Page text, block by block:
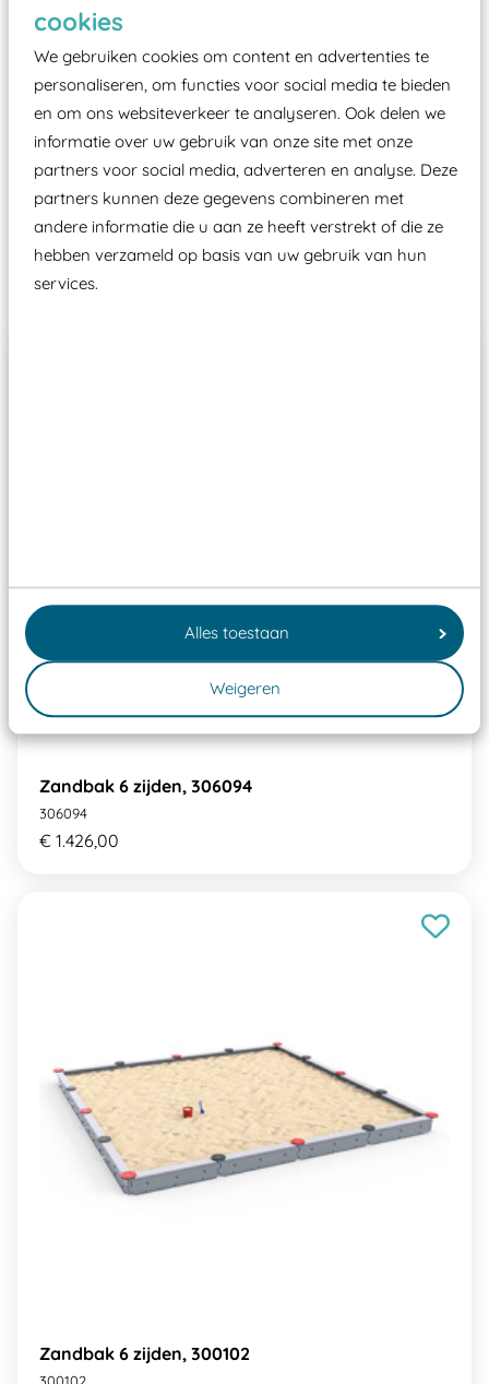
cookies
We gebruiken cookies om content en advertenties te
personaliseren, om functies voor social media te bieden
en om ons websiteverkeer te analyseren. Ook delen we
informatie over uw gebruik van onze site met onze
partners voor social media, adverteren en analyse. Deze
partners kunnen deze gegevens combineren met
andere informatie die u aan ze heeft verstrekt of die ze
hebben verzameld op basis van uw gebruik van hun
services.
Alles toestaan
Weigeren
moet zijn van een typekeuring, -plaatje en
certificering, uitgegeven door een Nederlands
aangewezen keuringsinstantie?
Wij ook speeltoestellen kunnen laten keuren zodat
ze toch binnen het Warenwetbesluit Attractie- en
Speeltoestellen vallen?
Past er goed bij
Zandbak 6 zijden, 306094
306094
€ 1.426,00
Zandbak 6 zijden, 300102
300102